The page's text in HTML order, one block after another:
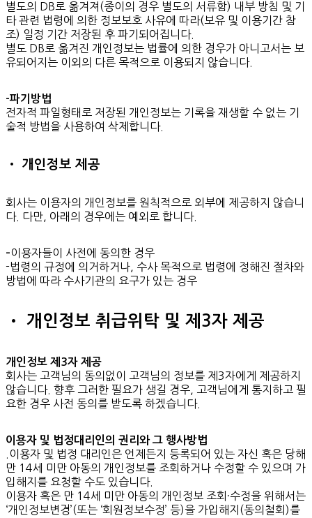
별도의 DB로 옮겨져(종이의 경우 별도의 서류함) 내부 방침 및 기
타 관련 법령에 의한 정보보호 사유에 따라(보유 및 이용기간 참
조) 일정 기간 저장된 후 파기되어집니다.
별도 DB로 옮겨진 개인정보는 법률에 의한 경우가 아니고서는 보
유되어지는 이외의 다른 목적으로 이용되지 않습니다.
-파기방법
전자적 파일형태로 저장된 개인정보는 기록을 재생할 수 없는 기
술적 방법을 사용하여 삭제합니다.
• 개인정보 제공
회사는 이용자의 개인정보를 원칙적으로 외부에 제공하지 않습니
다. 다만, 아래의 경우에는 예외로 합니다.
–이용자들이 사전에 동의한 경우
-법령의 규정에 의거하거나, 수사 목적으로 법령에 정해진 절차와
방법에 따라 수사기관의 요구가 있는 경우
• 개인정보 취급위탁 및 제3자 제공
개인정보 제3자 제공
회사는 고객님의 동의없이 고객님의 정보를 제3자에게 제공하지
않습니다. 향후 그러한 필요가 생길 경우, 고객님에게 통지하고 필
요한 경우 사전 동의를 받도록 하겠습니다.
이용자 및 법정대리인의 권리와 그 행사방법
.이용자 및 법정 대리인은 언제든지 등록되어 있는 자신 혹은 당해
만 14세 미만 아동의 개인정보를 조회하거나 수정할 수 있으며 가
입해지를 요청할 수도 있습니다.
이용자 혹은 만 14세 미만 아동의 개인정보 조회·수정을 위해서는
‘개인정보변경’(또는 ‘회원정보수정’ 등)을 가입해지(동의철회)를